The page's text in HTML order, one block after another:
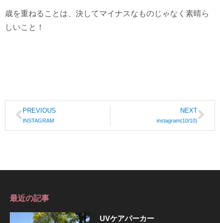
歳を重ねることは、決してマイナスなものじゃなく素晴ら
しいこと！
PREVIOUS
INSTAGRAM
NEXT
instagram(10/10)
最近の記事
UVケアパーカー